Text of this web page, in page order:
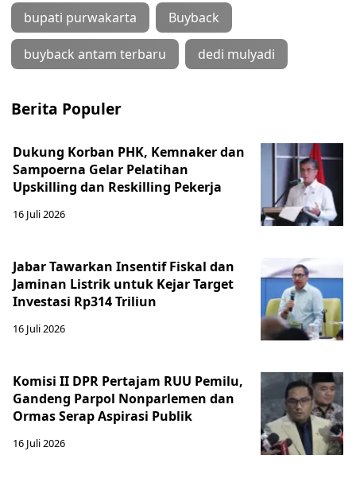
bupati purwakarta Buyback
buyback antam terbaru dedi mulyadi
Berita Populer
Dukung Korban PHK, Kemnaker dan
Sampoerna Gelar Pelatihan
Upskilling dan Reskilling Pekerja
16 Juli 2026
Jabar Tawarkan Insentif Fiskal dan
Jaminan Listrik untuk Kejar Target
Investasi Rp314 Triliun
16 Juli 2026
Komisi II DPR Pertajam RUU Pemilu,
Gandeng Parpol Nonparlemen dan
Ormas Serap Aspirasi Publik
16 Juli 2026